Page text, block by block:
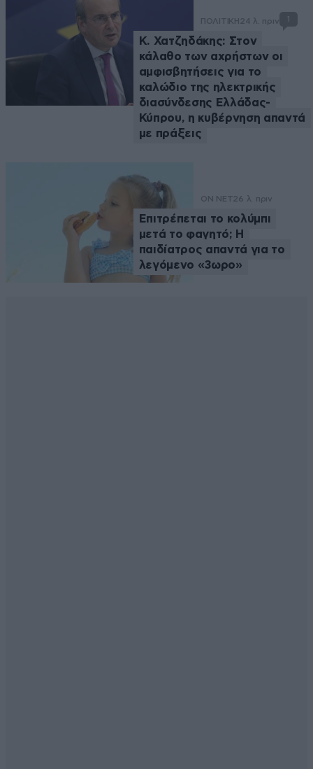
ΠΟΛΙΤΙΚΗ 24 λ. πριν 1
Κ. Χατζηδάκης: Στον
κάλαθο των αχρήστων οι
αμφισβητήσεις για το
καλώδιο της ηλεκτρικής
διασύνδεσης Ελλάδας-
Κύπρου, η κυβέρνηση απαντά
με πράξεις
ON NET26 λ. πριν
Επιτρέπεται το κολύμπι
μετά το φαγητό; Η
παιδίατρος απαντά για το
λεγόμενο «3ωρο»